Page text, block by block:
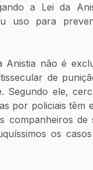
a Lei da
uso para
Anistia não é
de
Segundo ele,
por policiais têm
companheiros de
os